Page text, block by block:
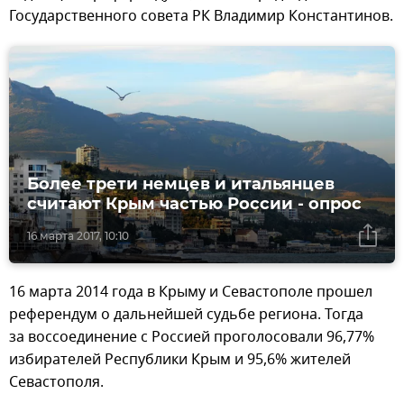
Государственного совета РК Владимир Константинов.
16 марта 2017, 10:10
Более трети немцев и итальянцев
считают Крым частью России - опрос
16 марта 2014 года в Крыму и Севастополе прошел
референдум о дальнейшей судьбе региона. Тогда
за воссоединение с Россией проголосовали 96,77%
избирателей Республики Крым и 95,6% жителей
Севастополя.